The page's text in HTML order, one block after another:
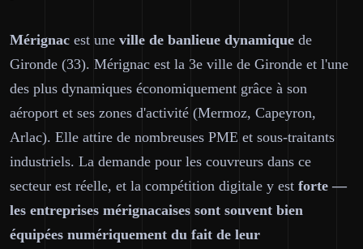
Mérignac est une ville de banlieue dynamique de
Gironde (33). Mérignac est la 3e ville de Gironde et l'une
des plus dynamiques économiquement grâce à son
aéroport et ses zones d'activité (Mermoz, Capeyron,
Arlac). Elle attire de nombreuses PME et sous-traitants
industriels. La demande pour les couvreurs dans ce
secteur est réelle, et la compétition digitale y est forte —
les entreprises mérignacaises sont souvent bien
équipées numériquement du fait de leur